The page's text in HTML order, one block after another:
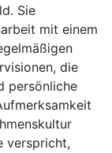
Sie
mit einem
die
persönliche
verspricht,